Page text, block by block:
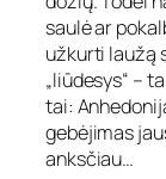
o
d
ė
l
f
u
n
v
a
r
t
o
j
saulė ar
užkurti laužą
„liūdesys“ –
tai:
gebėjimas
anksčiau…